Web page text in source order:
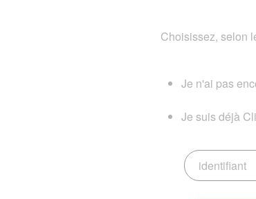
Choisissez, selon
Je n'ai pas
Je suis déjà